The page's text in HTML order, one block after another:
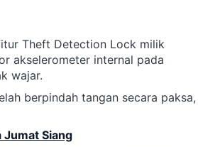
Theft Detection Lock milik
akselerometer internal pada
wajar.
berpindah tangan secara paksa,
Jumat Siang